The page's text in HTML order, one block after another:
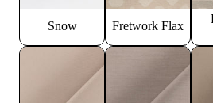
Snow Fretwork Flax